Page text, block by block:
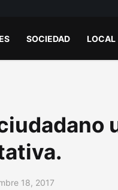
SOCIEDAD LOCAL
18, 2017